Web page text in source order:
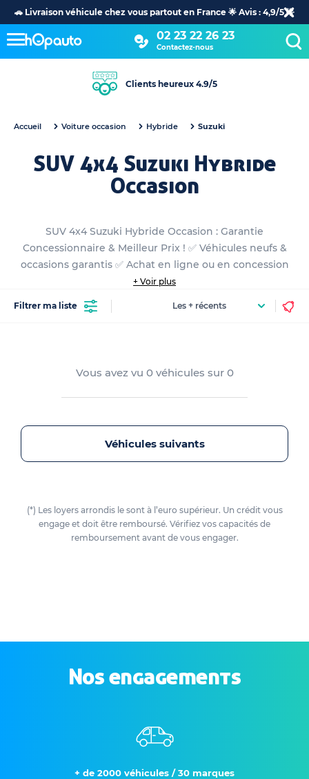
🚗 Livraison véhicule chez vous partout en France 🌟 Avis : 4,9/5 🌟
02 23 22 26 23
Contactez-nous
Clients heureux 4.9/5
Accueil Voiture occasion Hybride Suzuki
SUV 4x4 Suzuki Hybride
Occasion
SUV 4x4 Suzuki Hybride Occasion : Garantie
Concessionnaire & Meilleur Prix ! ✅ Véhicules neufs &
occasions garantis ✅ Achat en ligne ou en concession
+ Voir plus
Filtrer ma liste
Vous avez vu 0 véhicules sur 0
Véhicules suivants
(*) Les loyers arrondis le sont à l’euro supérieur. Un crédit vous
engage et doit être remboursé. Vérifiez vos capacités de
remboursement avant de vous engager.
Nos engagements
+ de 2000 véhicules / 30 marques